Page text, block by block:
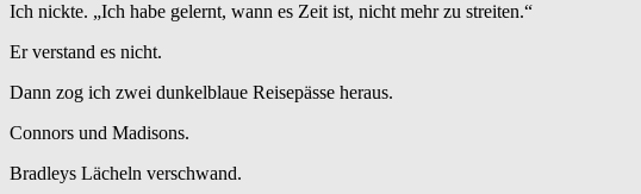
Ich nickte. „Ich habe gelernt, wann es Zeit ist, nicht mehr zu streiten.“
Er verstand es nicht.
Dann zog ich zwei dunkelblaue Reisepässe heraus.
Connors und Madisons.
Bradleys Lächeln verschwand.